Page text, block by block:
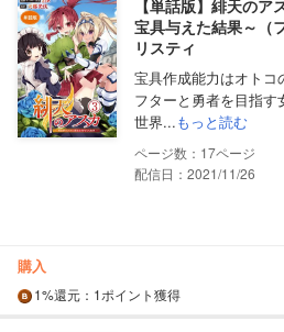
【単話版】緋天の
宝具与えた結果～（
リスティ
宝具作成能力はオト
フターと勇者を目指
世界...もっと読む
17
配信日：2021/11/26
購入
1%還元 ：1ポイント獲得